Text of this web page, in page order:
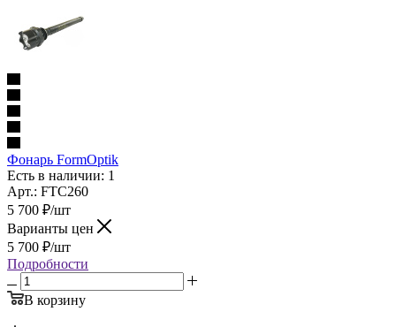
Фонарь FormOptik
Есть в наличии: 1
Арт.: FTC260
5 700 ₽/шт
Варианты цен
5 700 ₽/шт
Подробности
В корзину